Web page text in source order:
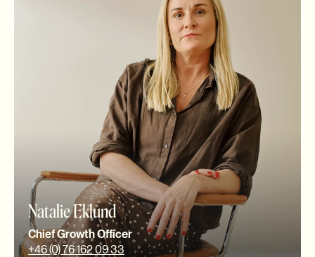
Natalie Eklund
Chief Growth Officer
+46 (0) 76 162 09 33